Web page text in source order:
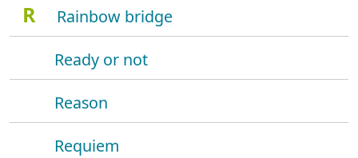
R
Rainbow bridge
Ready or not
Reason
Requiem